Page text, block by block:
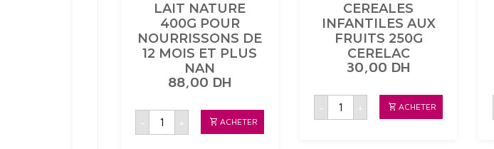
LAIT NATURE
400G POUR
NOURRISSONS DE
12 MOIS ET PLUS
NAN
88,00 DH
-
quantité
LAIT
+ ACHETER
CEREALES
INFANTILES AUX
FRUITS 250G
CERELAC
30,00 DH
-
quantité
CEREALES
+ ACHETER